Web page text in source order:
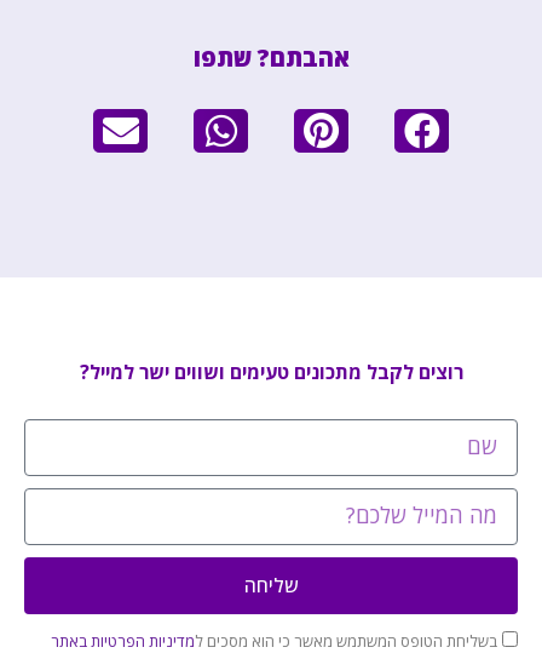
אהבתם? שתפו
רוצים לקבל מתכונים טעימים ושווים ישר למייל?
בשליחת הטופס המשתמש מאשר כי הוא מסכים למדיניות הפרטיות באתר
שליחה